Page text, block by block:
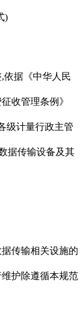
)
依据《中华人民
收管理条例》
级计量行政主管
据传输设备及其
传输相关设施的
护除遵循本规范